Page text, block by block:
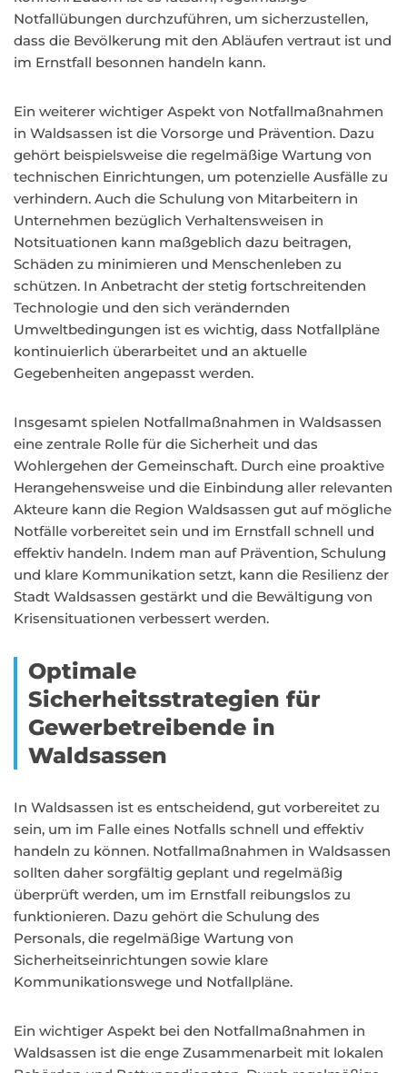
Notfallübungen durchzuführen, um sicherzustellen,
dass die Bevölkerung mit den Abläufen vertraut ist und
im Ernstfall besonnen handeln kann.
Ein weiterer wichtiger Aspekt von Notfallmaßnahmen
in Waldsassen ist die Vorsorge und Prävention. Dazu
gehört beispielsweise die regelmäßige Wartung von
technischen Einrichtungen, um potenzielle Ausfälle zu
verhindern. Auch die Schulung von Mitarbeitern in
Unternehmen bezüglich Verhaltensweisen in
Notsituationen kann maßgeblich dazu beitragen,
Schäden zu minimieren und Menschenleben zu
schützen. In Anbetracht der stetig fortschreitenden
Technologie und den sich verändernden
Umweltbedingungen ist es wichtig, dass Notfallpläne
kontinuierlich überarbeitet und an aktuelle
Gegebenheiten angepasst werden.
Insgesamt spielen Notfallmaßnahmen in Waldsassen
eine zentrale Rolle für die Sicherheit und das
Wohlergehen der Gemeinschaft. Durch eine proaktive
Herangehensweise und die Einbindung aller relevanten
Akteure kann die Region Waldsassen gut auf mögliche
Notfälle vorbereitet sein und im Ernstfall schnell und
effektiv handeln. Indem man auf Prävention, Schulung
und klare Kommunikation setzt, kann die Resilienz der
Stadt Waldsassen gestärkt und die Bewältigung von
Krisensituationen verbessert werden.
Optimale
Sicherheitsstrategien für
Gewerbetreibende in
Waldsassen
In Waldsassen ist es entscheidend, gut vorbereitet zu
sein, um im Falle eines Notfalls schnell und effektiv
handeln zu können. Notfallmaßnahmen in Waldsassen
sollten daher sorgfältig geplant und regelmäßig
überprüft werden, um im Ernstfall reibungslos zu
funktionieren. Dazu gehört die Schulung des
Personals, die regelmäßige Wartung von
Sicherheitseinrichtungen sowie klare
Kommunikationswege und Notfallpläne.
Ein wichtiger Aspekt bei den Notfallmaßnahmen in
Waldsassen ist die enge Zusammenarbeit mit lokalen